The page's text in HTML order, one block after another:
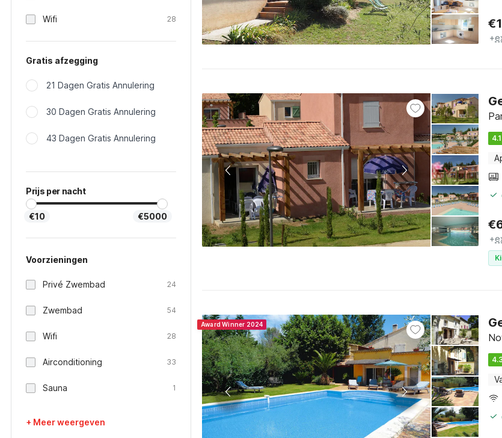
Wifi 28
Gratis afzegging
21 Dagen Gratis Annulering
30 Dagen Gratis Annulering
43 Dagen Gratis Annulering
Prijs per nacht
€10 €5000
Voorzieningen
Privé Zwembad 24
Zwembad 54
Wifi 28
Airconditioning 33
Sauna 1
+ Meer weergeven
€
+
€
+
Award Winner 2024